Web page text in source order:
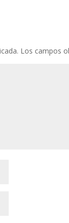
Los campos